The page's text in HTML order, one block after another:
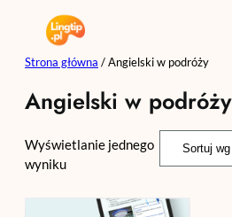
treściStrona główna / Angielski w podróży
Angielski w podróży
Wyświetlanie jednego
wyniku